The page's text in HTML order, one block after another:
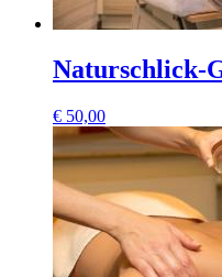
Naturschlick-
€ 50,00